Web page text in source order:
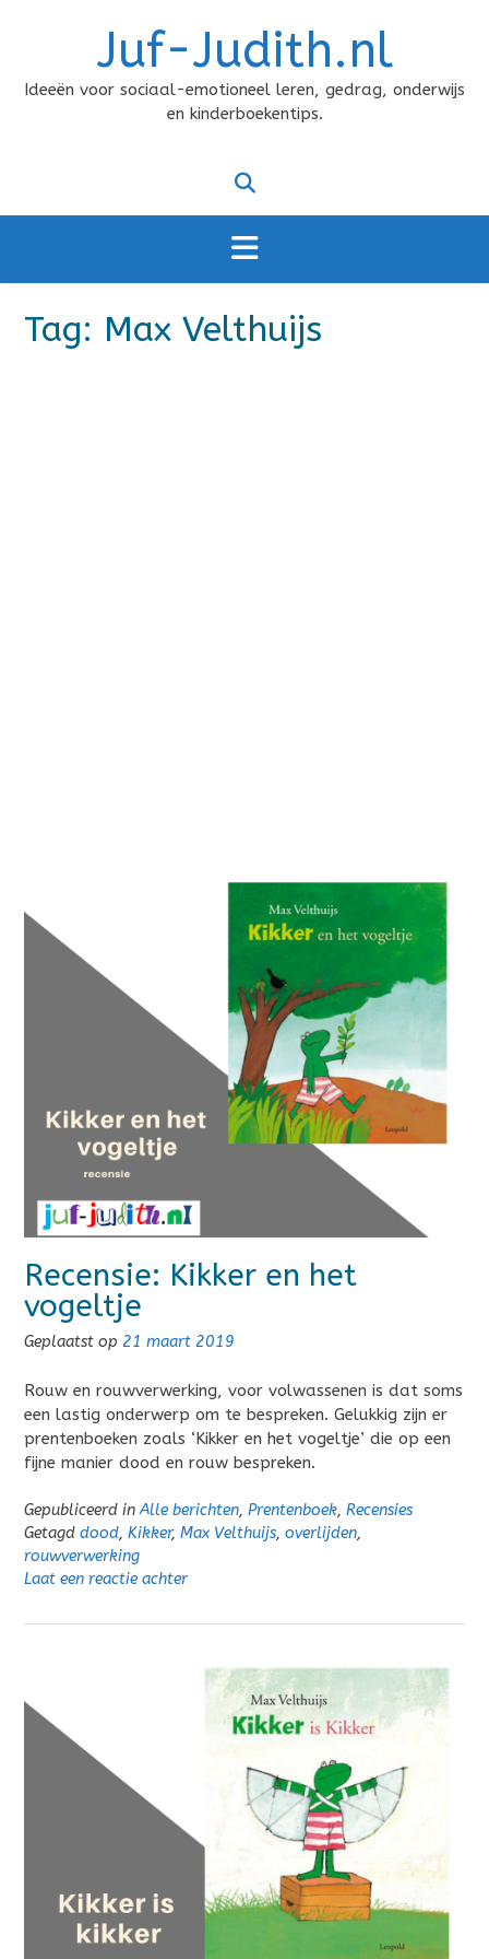
Juf-Judith.nl
Ideeën voor sociaal-emotioneel leren, gedrag, onderwijs
en kinderboekentips.
Tag: Max Velthuijs
Recensie: Kikker en het
vogeltje
Geplaatst op 21 maart 2019
Rouw en rouwverwerking, voor volwassenen is dat soms
een lastig onderwerp om te bespreken. Gelukkig zijn er
prentenboeken zoals ‘Kikker en het vogeltje’ die op een
fijne manier dood en rouw bespreken.
Gepubliceerd inAlle berichten, Prentenboek, Recensies
Getagd dood, Kikker, Max Velthuijs, overlijden,
rouwverwerking
Laat een reactie achter